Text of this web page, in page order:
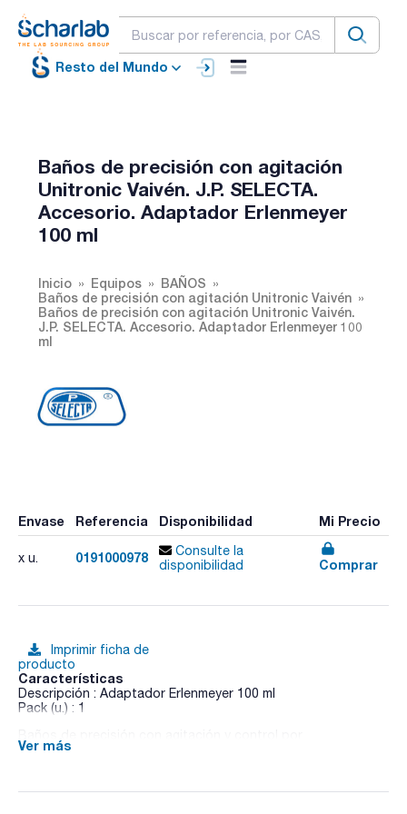
Resto del Mundo
Baños de precisión con agitación
Unitronic Vaivén. J.P. SELECTA.
Accesorio. Adaptador Erlenmeyer
100 ml
Inicio Equipos
BAÑOS
Baños de precisión con agitación Unitronic Vaivén
Baños de precisión con agitación Unitronic Vaivén.
J.P. SELECTA. Accesorio. Adaptador Erlenmeyer 100
ml
Envase Referencia Disponibilidad Mi Precio
x u. 0191000978
Consulte la
disponibilidad
Comprar
Imprimir ficha de
producto
Características
Descripción : Adaptador Erlenmeyer 100 ml
Pack (u.) : 1
microprocesador y con refrigeración Unitronic Vaiven. Para
resolución 0,1 °C).
Ver más